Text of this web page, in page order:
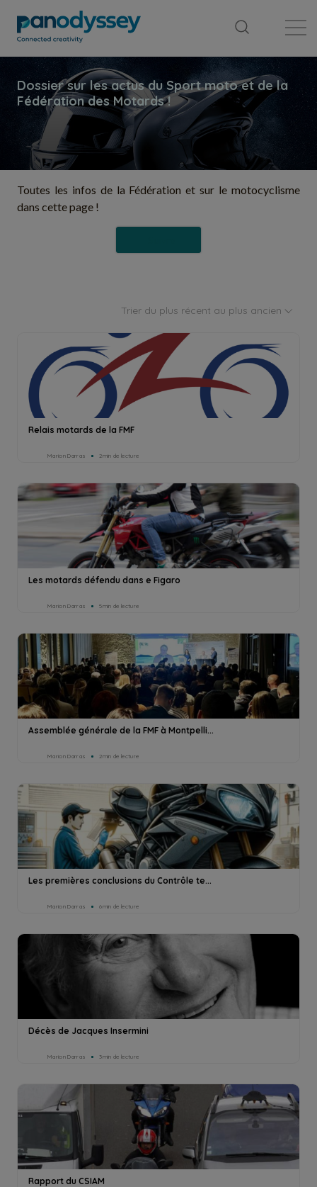
Toutes les infos de la Fédération et sur le motocyclisme
dans cette page !
Trier du plus récent au plus ancien
Relais motards de la FMF
Marion Darras 2min de lecture
Les motards défendu dans e Figaro
Marion Darras 5min de lecture
Assemblée générale de la FMF à Montpelli...
Marion Darras 2min de lecture
Les premières conclusions du Contrôle te...
Marion Darras 6min de lecture
Décès de Jacques Insermini
Marion Darras 3min de lecture
Rapport du CSIAM